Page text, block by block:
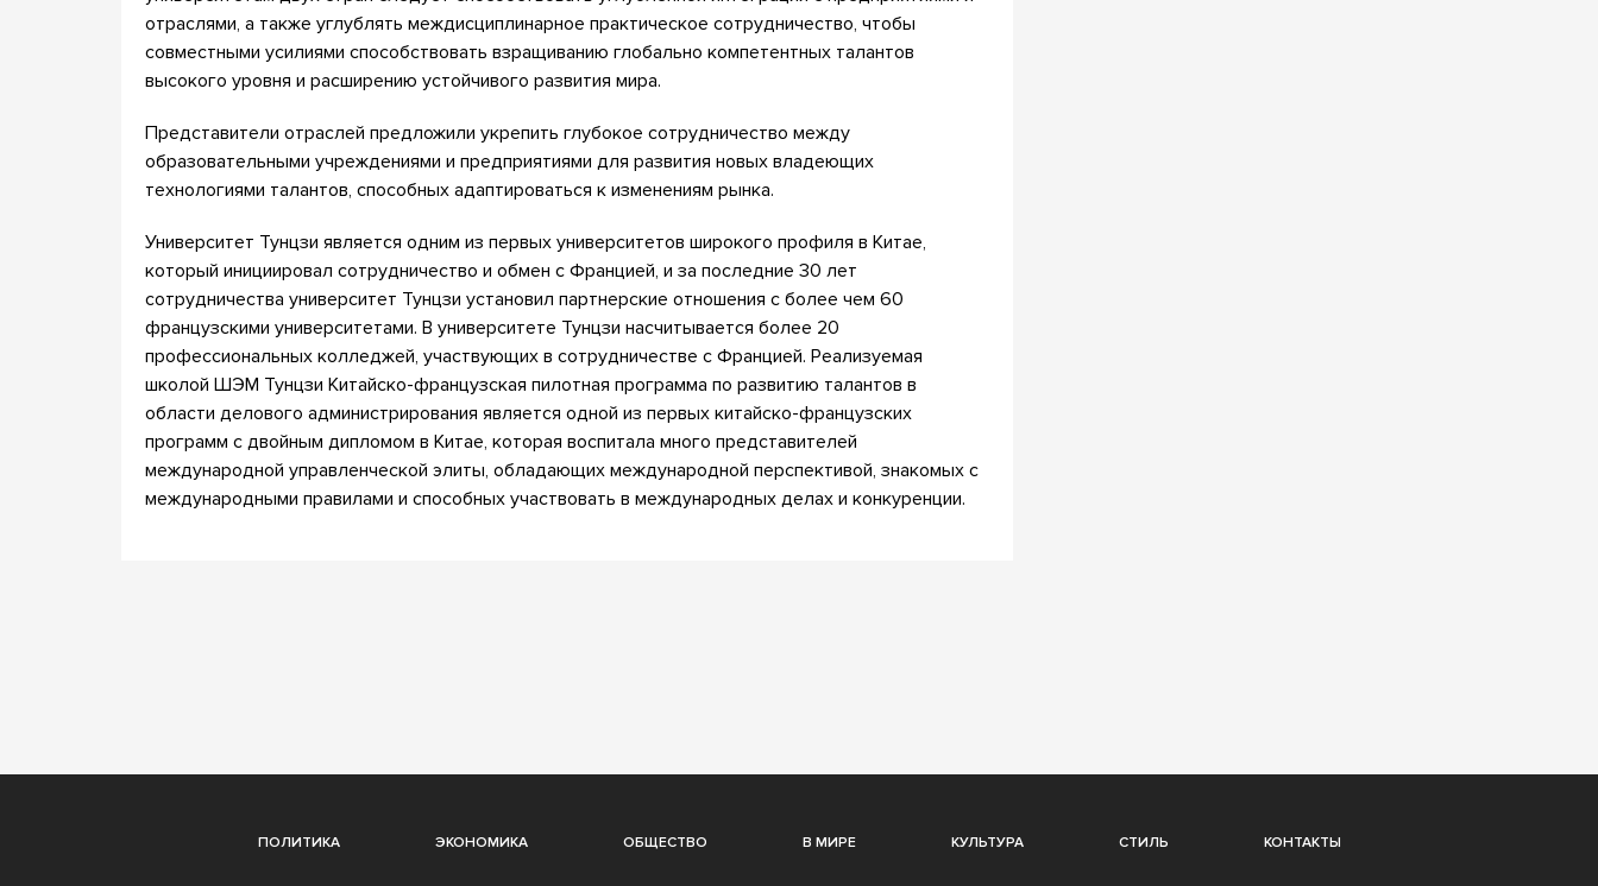
отраслями, а также углублять междисциплинарное практическое сотрудничество, чтобы
совместными усилиями способствовать взращиванию глобально компетентных талантов
высокого уровня и расширению устойчивого развития мира.
Представители отраслей предложили укрепить глубокое сотрудничество между
образовательными учреждениями и предприятиями для развития новых владеющих
технологиями талантов, способных адаптироваться к изменениям рынка.
Университет Тунцзи является одним из первых университетов широкого профиля в Китае,
который инициировал сотрудничество и обмен с Францией, и за последние 30 лет
сотрудничества университет Тунцзи установил партнерские отношения с более чем 60
французскими университетами. В университете Тунцзи насчитывается более 20
профессиональных колледжей, участвующих в сотрудничестве с Францией. Реализуемая
школой ШЭМ Тунцзи Китайско-французская пилотная программа по развитию талантов в
области делового администрирования является одной из первых китайско-французских
программ с двойным дипломом в Китае, которая воспитала много представителей
международной управленческой элиты, обладающих международной перспективой, знакомых с
международными правилами и способных участвовать в международных делах и конкуренции.
ПОЛИТИКА ЭКОНОМИКА ОБЩЕСТВО В МИРЕ КУЛЬТУРА СТИЛЬ КОНТАКТЫ